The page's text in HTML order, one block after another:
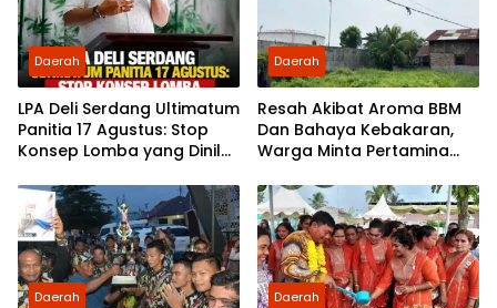
Daerah
LPA Deli Serdang Ultimatum
Panitia 17 Agustus: Stop
Konsep Lomba yang Dinilai
Daerah
Resah Akibat Aroma BBM
Dan Bahaya Kebakaran,
Warga Minta Pertamina
Daerah Daerah